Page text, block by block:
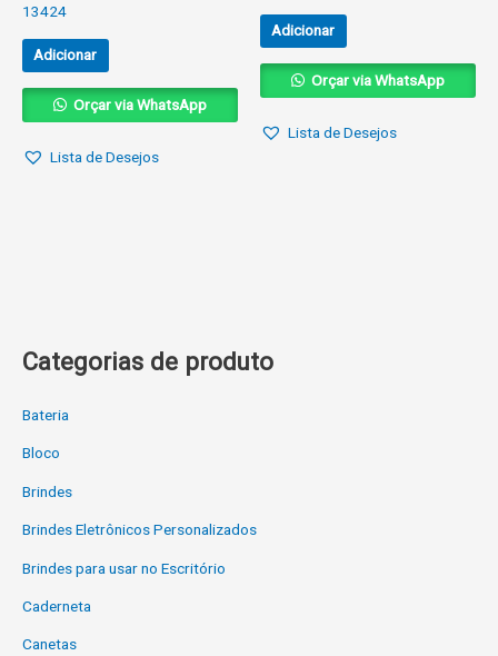
Categorias de produto
Bateria
Bloco
Brindes
Brindes Eletrônicos Personalizados
Brindes para usar no Escritório
Caderneta
Canetas
13424
Adicionar
Orçar via WhatsApp
Lista de Desejos
Adicionar
Orçar via WhatsApp
Lista de Desejos